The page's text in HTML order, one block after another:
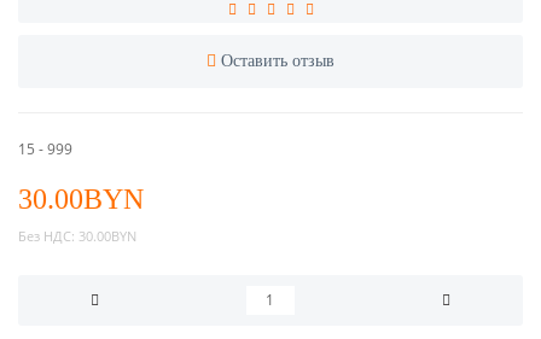
Оставить отзыв
15 - 999
30.00BYN
Без НДС: 30.00BYN